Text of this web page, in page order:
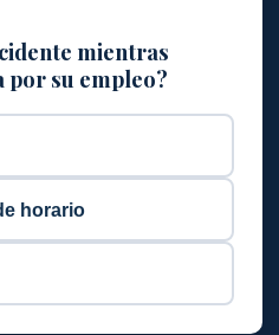
mientras
por su empleo?
horario